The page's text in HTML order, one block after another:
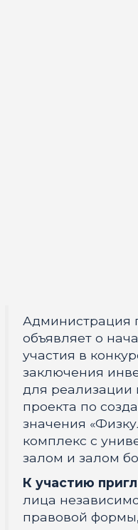
Администрация
объявляет о
участия в
заключения
для реализации
проекта по
значения
комплекс с
залом и залом
К участию
лица
правовой